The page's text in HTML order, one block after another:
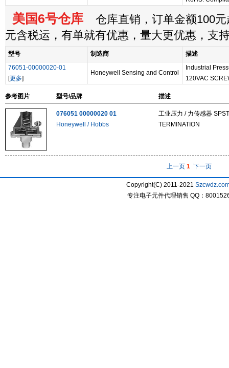
美国6号仓库 仓库直销，订单金额100元
元含税运，有单就有优惠，量大更优惠，支
型号 制造商
描述
76051-00000020-01
[更多]
Honeywell Sensing and Control
Industrial
120VAC
参考图片 型号/品牌 描述
076051 00000020 01
Honeywell / Hobbs
工业压力 / 力传感器
TERMINATION
上一页 1 下一页
Copyright(C) 2011-2021
专注电子元件代理销售 QQ：